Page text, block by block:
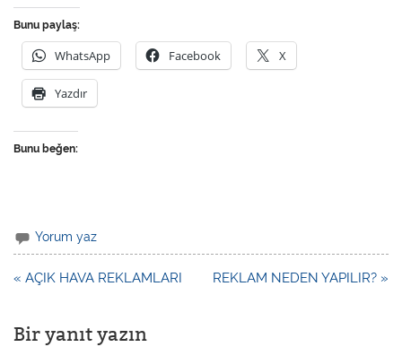
Bunu paylaş:
WhatsApp Facebook X
Yazdır
Bunu beğen:
Yorum yaz
« AÇIK HAVA REKLAMLARI REKLAM NEDEN YAPILIR? »
Bir yanıt yazın